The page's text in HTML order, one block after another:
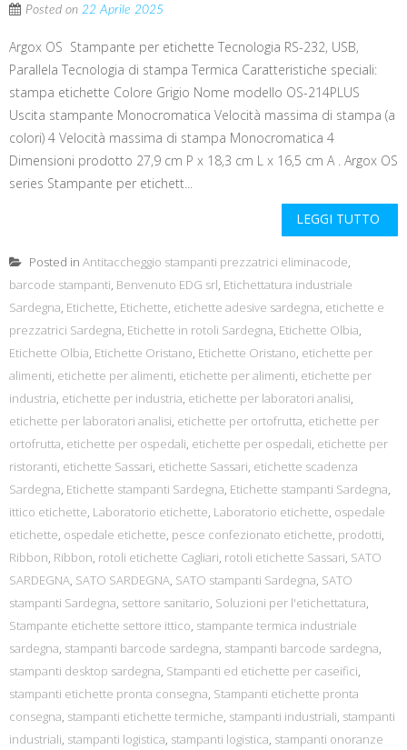
Posted on 22 Aprile 2025
Argox OS Stampante per etichette Tecnologia RS-232, USB,
Parallela Tecnologia di stampa Termica Caratteristiche speciali:
stampa etichette Colore Grigio Nome modello OS-214PLUS
Uscita stampante Monocromatica Velocità massima di stampa (a
colori) 4 Velocità massima di stampa Monocromatica 4
Dimensioni prodotto 27,9 cm P x 18,3 cm L x 16,5 cm A . Argox OS
series Stampante per etichett...
LEGGI TUTTO
Posted in Antitaccheggio stampanti prezzatrici eliminacode,
barcode stampanti, Benvenuto EDG srl, Etichettatura industriale
Sardegna, Etichette, Etichette, etichette adesive sardegna, etichette e
prezzatrici Sardegna, Etichette in rotoli Sardegna, Etichette Olbia,
Etichette Olbia, Etichette Oristano, Etichette Oristano, etichette per
alimenti, etichette per alimenti, etichette per alimenti, etichette per
industria, etichette per industria, etichette per laboratori analisi,
etichette per laboratori analisi, etichette per ortofrutta, etichette per
ortofrutta, etichette per ospedali, etichette per ospedali, etichette per
ristoranti, etichette Sassari, etichette Sassari, etichette scadenza
Sardegna, Etichette stampanti Sardegna, Etichette stampanti Sardegna,
ittico etichette, Laboratorio etichette, Laboratorio etichette, ospedale
etichette, ospedale etichette, pesce confezionato etichette, prodotti,
Ribbon, Ribbon, rotoli etichette Cagliari, rotoli etichette Sassari, SATO
SARDEGNA, SATO SARDEGNA, SATO stampanti Sardegna, SATO
stampanti Sardegna, settore sanitario, Soluzioni per l'etichettatura,
Stampante etichette settore ittico, stampante termica industriale
sardegna, stampanti barcode sardegna, stampanti barcode sardegna,
stampanti desktop sardegna, Stampanti ed etichette per caseifici,
stampanti etichette pronta consegna, Stampanti etichette pronta
consegna, stampanti etichette termiche, stampanti industriali, stampanti
industriali, stampanti logistica, stampanti logistica, stampanti onoranze